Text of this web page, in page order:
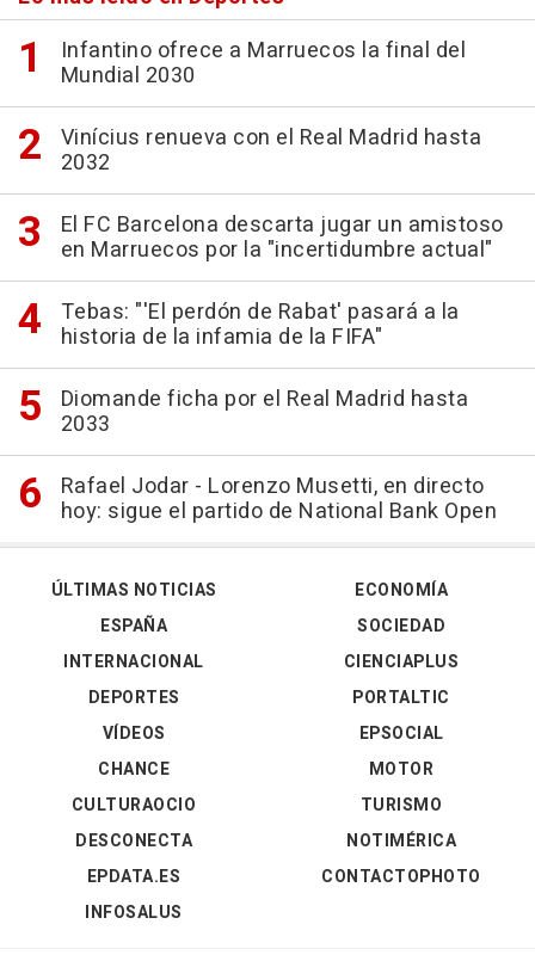
Infantino ofrece a Marruecos la final del
Mundial 2030
Vinícius renueva con el Real Madrid hasta
2032
El FC Barcelona descarta jugar un amistoso
en Marruecos por la "incertidumbre actual"
Tebas: "'El perdón de Rabat' pasará a la
historia de la infamia de la FIFA"
Diomande ficha por el Real Madrid hasta
2033
Rafael Jodar - Lorenzo Musetti, en directo
hoy: sigue el partido de National Bank Open
ÚLTIMAS NOTICIAS
ESPAÑA
INTERNACIONAL
DEPORTES
VÍDEOS
ECONOMÍA
SOCIEDAD
CIENCIAPLUS
PORTALTIC
EPSOCIAL
CHANCE
CULTURAOCIO
DESCONECTA
EPDATA.ES
INFOSALUS
MOTOR
TURISMO
NOTIMÉRICA
CONTACTOPHOTO